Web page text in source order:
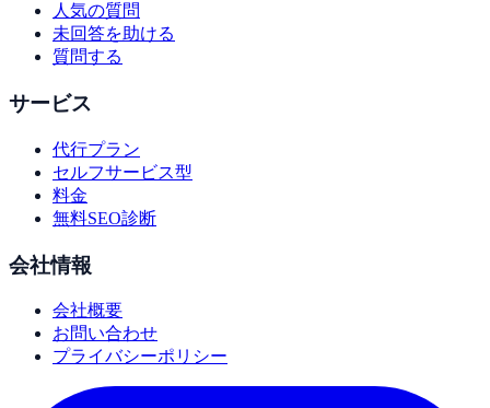
人気の質問
未回答を助ける
質問する
サービス
代行プラン
セルフサービス型
料金
無料SEO診断
会社情報
会社概要
お問い合わせ
プライバシーポリシー